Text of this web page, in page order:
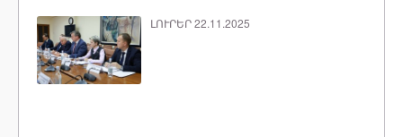
ԼՈՒՐԵՐ 22.11.2025